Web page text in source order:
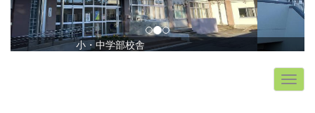
小・中学部校舎
o
u
s